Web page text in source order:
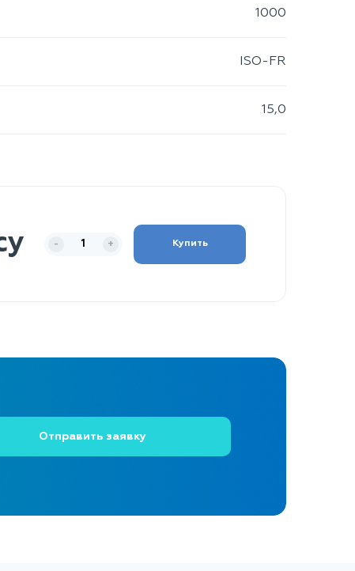
1000
ISO-FR
15,0
- + Купить
Отправить заявку